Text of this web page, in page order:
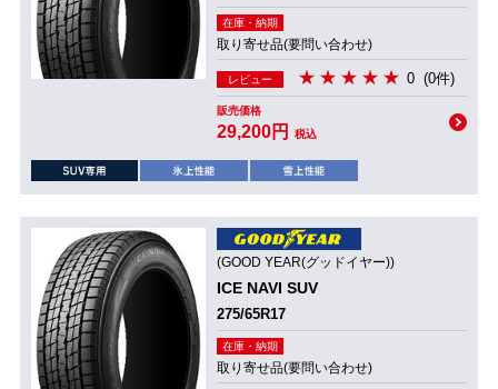
在庫・納期
取り寄せ品(要問い合わせ)
レビュー 0 (0件)
販売価格
29,200円 税込
(GOOD YEAR(グッドイヤー))
ICE NAVI SUV
275/65R17
在庫・納期
取り寄せ品(要問い合わせ)